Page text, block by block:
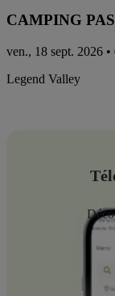
CAMPING
ven., 18 sept. 2026 •
Legend Valley